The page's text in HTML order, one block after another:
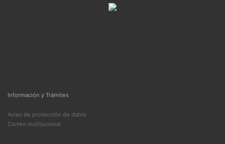
Información y Trámites
Aviso de protección de datos
Correo institucional